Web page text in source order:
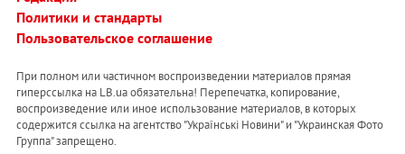
Политики и стандарты
Пользовательское соглашение
При полном или частичном воспроизведении материалов прямая
гиперссылка на LB.ua обязательна! Перепечатка, копирование,
воспроизведение или иное использование материалов, в которых
содержится ссылка на агентство "Українськi Новини" и "Украинская Фото
Группа" запрещено.